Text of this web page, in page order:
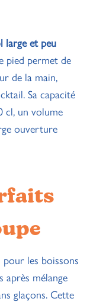
large et peu
pied permet de
de la main,
Sa capacité
cl, un volume
ouverture
les boissons
après mélange
glaçons. Cette